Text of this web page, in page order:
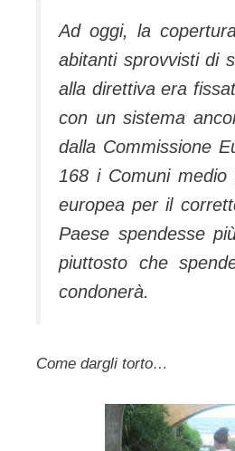
Ad oggi, la
abitanti sprovvisti di
alla direttiva era
con un sistema
dalla Commissione
168 i Comuni
europea per il
Paese spendesse
piuttosto che
condonerà.
Come dargli torto…